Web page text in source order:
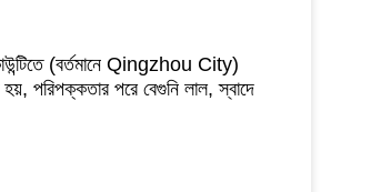
(বর্তমানে Qingzhou City)
পরিপক্কতার পরে বেগুনি লাল, স্বাদে